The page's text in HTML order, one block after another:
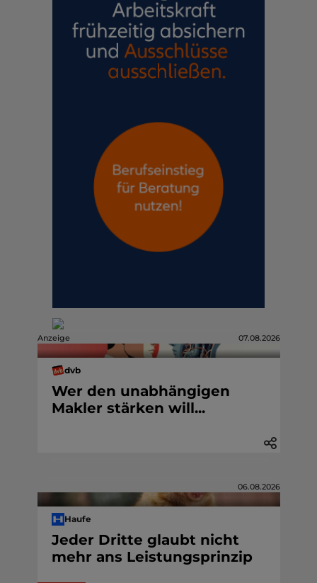
Anzeige 07.08.2026
dvb
Wer den unabhängigen
Makler stärken will...
06.08.2026
Haufe
Jeder Dritte glaubt nicht
mehr ans Leistungsprinzip